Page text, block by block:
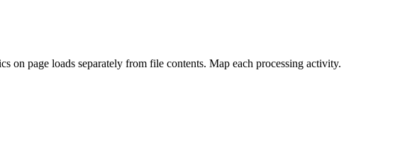
on page loads separately from file contents. Map each processing activity.